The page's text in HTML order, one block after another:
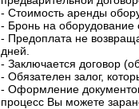
- Стоимость аренды
- Бронь на оборудование
- Предоплата не
дней.
- Заключается договор
- Обязателен залог,
- Оформление
процесс Вы можете